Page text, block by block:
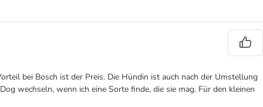
bei Bosch ist der Preis. Die Hündin ist auch nach der Umstellung
wechseln, wenn ich eine Sorte finde, die sie mag. Für den kleinen